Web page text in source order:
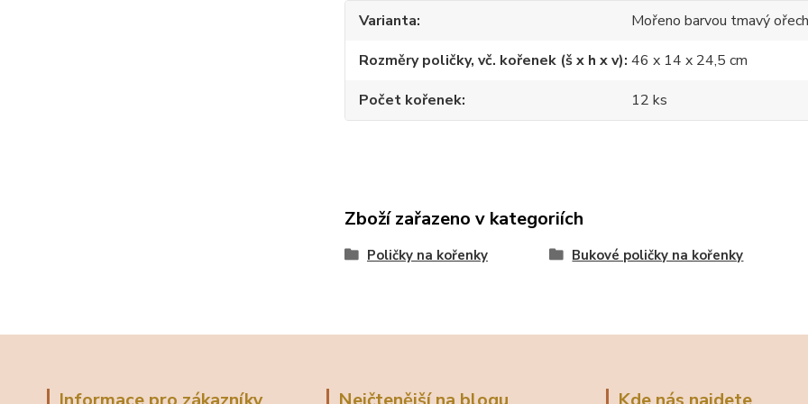
Varianta
Mořeno barvou tmavý ořech
Rozměry poličky, vč. kořenek (š x h x v) 46 x 14 x 24,5 cm
Počet kořenek
12 ks
Zboží zařazeno v kategoriích
Poličky na kořenky Bukové poličky na kořenky